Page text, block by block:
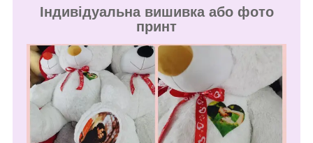
Індивідуальна вишивка або фото
принт